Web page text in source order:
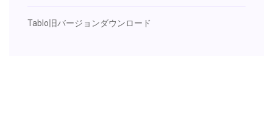
Tablo旧バージョンダウンロード